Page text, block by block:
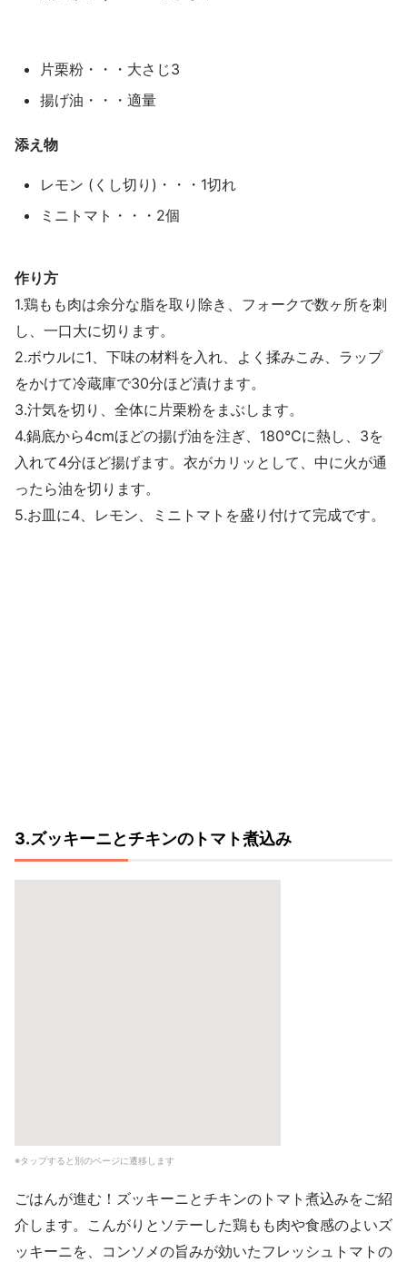
片栗粉・・・大さじ3
揚げ油・・・適量
添え物
レモン (くし切り)・・・1切れ
ミニトマト・・・2個
作り方
1.鶏もも肉は余分な脂を取り除き、フォークで数ヶ所を刺
し、一口大に切ります。
2.ボウルに1、下味の材料を入れ、よく揉みこみ、ラップ
をかけて冷蔵庫で30分ほど漬けます。
3.汁気を切り、全体に片栗粉をまぶします。
4.鍋底から4cmほどの揚げ油を注ぎ、180℃に熱し、3を
入れて4分ほど揚げます。衣がカリッとして、中に火が通
ったら油を切ります。
5.お皿に4、レモン、ミニトマトを盛り付けて完成です。
3.ズッキーニとチキンのトマト煮込み
※タップすると別のページに遷移します
ごはんが進む！ズッキーニとチキンのトマト煮込みをご紹
介します。こんがりとソテーした鶏もも肉や食感のよいズ
ッキーニを、コンソメの旨みが効いたフレッシュトマトの